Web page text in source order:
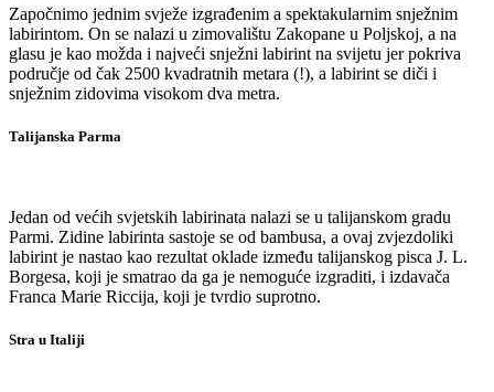
Započnimo jednim svježe izgrađenim a spektakularnim snježnim
labirintom. On se nalazi u zimovalištu Zakopane u Poljskoj, a na
glasu je kao možda i najveći snježni labirint na svijetu jer pokriva
područje od čak 2500 kvadratnih metara (!), a labirint se diči i
snježnim zidovima visokom dva metra.
Talijanska Parma
Jedan od većih svjetskih labirinata nalazi se u talijanskom gradu
Parmi. Zidine labirinta sastoje se od bambusa, a ovaj zvjezdoliki
labirint je nastao kao rezultat oklade između talijanskog pisca J. L.
Borgesa, koji je smatrao da ga je nemoguće izgraditi, i izdavača
Franca Marie Riccija, koji je tvrdio suprotno.
Stra u Italiji